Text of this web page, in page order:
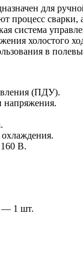
для
процесс
система
холостого
в
(ПДУ).
напряжения.
В.
— 1 шт.